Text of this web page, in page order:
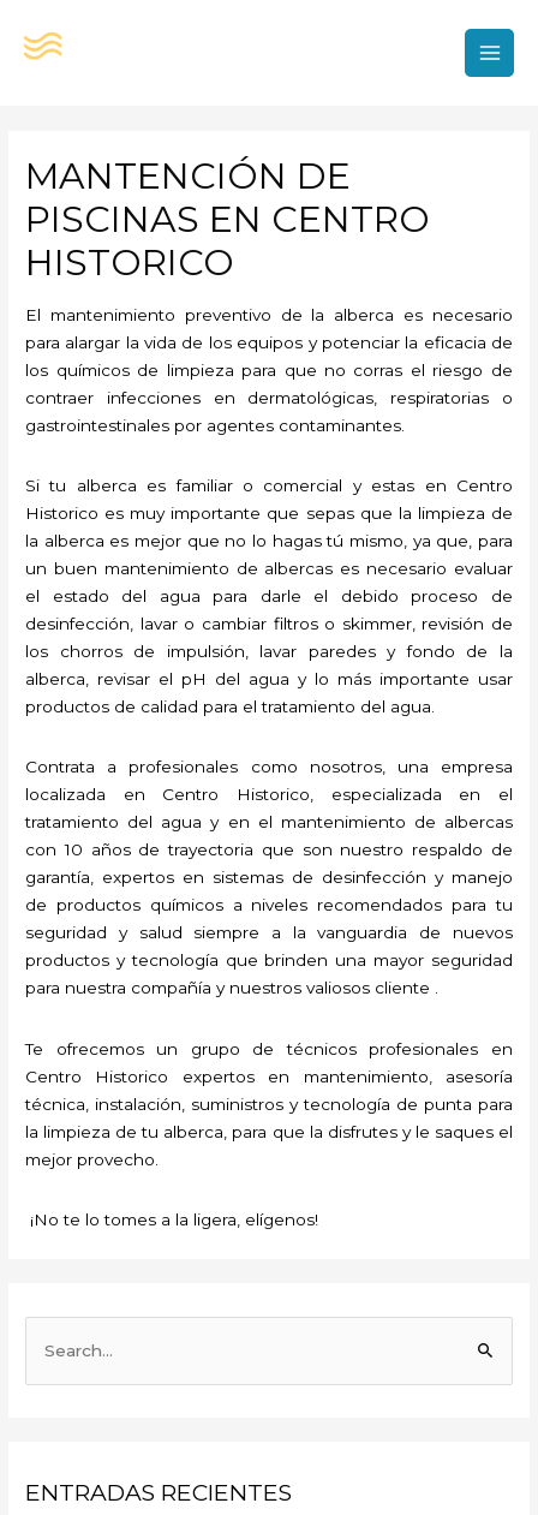
MANTENCIÓN DE
PISCINAS EN CENTRO
HISTORICO
El mantenimiento preventivo de la alberca es necesario
para alargar la vida de los equipos y potenciar la eficacia de
los químicos de limpieza para que no corras el riesgo de
contraer infecciones en dermatológicas, respiratorias o
gastrointestinales por agentes contaminantes.
Si tu alberca es familiar o comercial y estas en Centro
Historico es muy importante que sepas que la limpieza de
la alberca es mejor que no lo hagas tú mismo, ya que, para
un buen mantenimiento de albercas es necesario evaluar
el estado del agua para darle el debido proceso de
desinfección, lavar o cambiar filtros o skimmer, revisión de
los chorros de impulsión, lavar paredes y fondo de la
alberca, revisar el pH del agua y lo más importante usar
productos de calidad para el tratamiento del agua.
Contrata a profesionales como nosotros, una empresa
localizada en Centro Historico, especializada en el
tratamiento del agua y en el mantenimiento de albercas
con 10 años de trayectoria que son nuestro respaldo de
garantía, expertos en sistemas de desinfección y manejo
de productos químicos a niveles recomendados para tu
seguridad y salud siempre a la vanguardia de nuevos
productos y tecnología que brinden una mayor seguridad
para nuestra compañía y nuestros valiosos cliente .
Te ofrecemos un grupo de técnicos profesionales en
Centro Historico expertos en mantenimiento, asesoría
técnica, instalación, suministros y tecnología de punta para
la limpieza de tu alberca, para que la disfrutes y le saques el
mejor provecho.
¡No te lo tomes a la ligera, elígenos!
r
ENTRADAS RECIENTES